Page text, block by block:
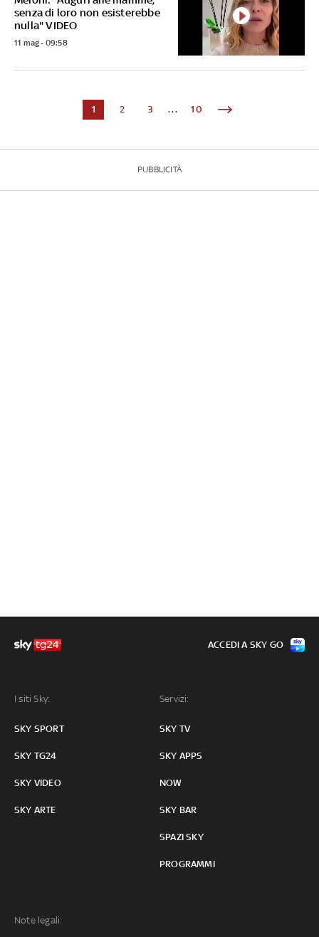
senza di loro non esisterebbe
nulla" VIDEO
11 mag - 09:58
1 2 3 ... 10
PUBBLICITÀ
I siti Sky:
SKY SPORT
SKY TG24
SKY VIDEO
SKY ARTE
Servizi:
SKY TV
SKY APPS
NOW
SKY BAR
SPAZI SKY
PROGRAMMI
Note legali:
ACCEDI A SKY GO